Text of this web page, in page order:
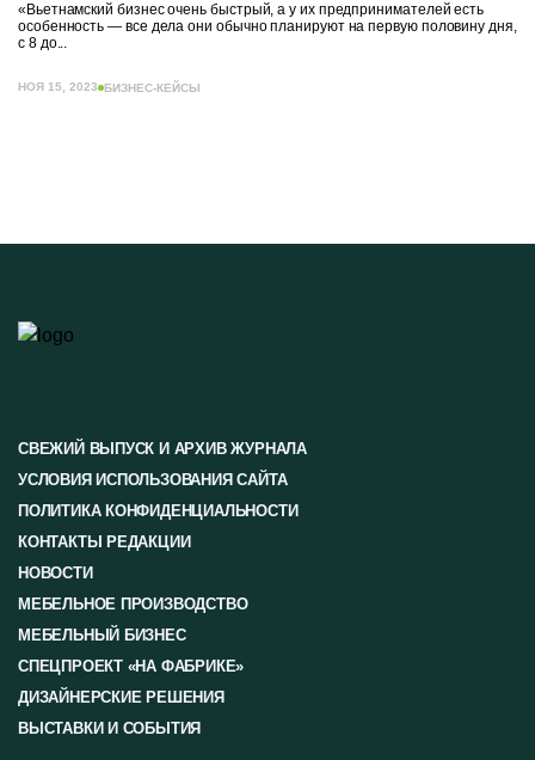
«Вьетнамский бизнес очень быстрый, а у их предпринимателей есть
особенность — все дела они обычно планируют на первую половину дня,
с 8 до...
НОЯ 15, 2023 БИЗНЕС-КЕЙСЫ
СВЕЖИЙ ВЫПУСК И АРХИВ ЖУРНАЛА
УСЛОВИЯ ИСПОЛЬЗОВАНИЯ САЙТА
ПОЛИТИКА КОНФИДЕНЦИАЛЬНОСТИ
КОНТАКТЫ РЕДАКЦИИ
НОВОСТИ
МЕБЕЛЬНОЕ ПРОИЗВОДСТВО
МЕБЕЛЬНЫЙ БИЗНЕС
СПЕЦПРОЕКТ «НА ФАБРИКЕ»
ДИЗАЙНЕРСКИЕ РЕШЕНИЯ
ВЫСТАВКИ И СОБЫТИЯ